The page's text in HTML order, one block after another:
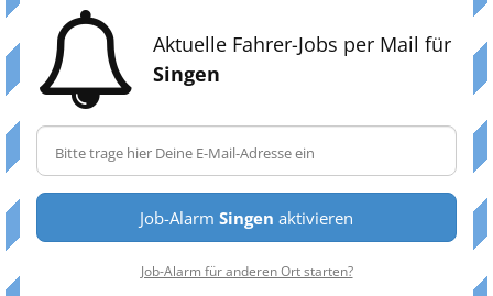
Aktuelle Fahrer-Jobs per Mail für
Singen
Job-Alarm Singen aktivieren
Job-Alarm für anderen Ort starten?